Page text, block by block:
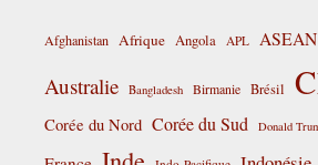
Afghanistan Afrique Angola APL ASEAN
Australie Bangladesh Birmanie Brésil
Corée du Nord Corée du Sud Donald